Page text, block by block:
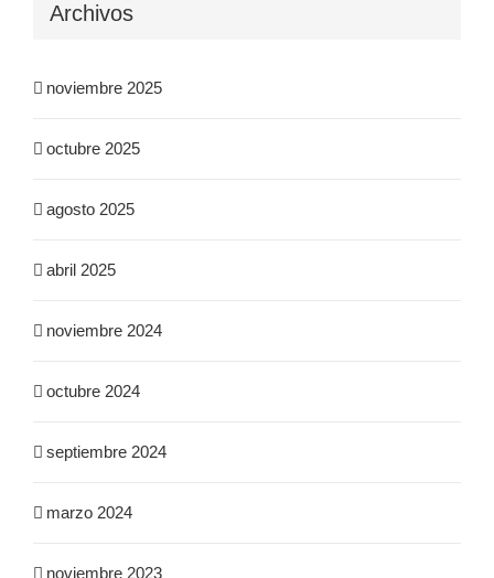
Archivos
noviembre 2025
octubre 2025
agosto 2025
abril 2025
noviembre 2024
octubre 2024
septiembre 2024
marzo 2024
noviembre 2023